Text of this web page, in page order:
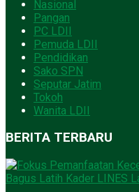
Nasional
Pangan
PC LDII
Pemuda LDII
Pendidikan
Sako SPN
Seputar Jatim
Tokoh
Wanita LDII
BERITA TERBARU